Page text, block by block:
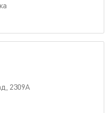
2309А